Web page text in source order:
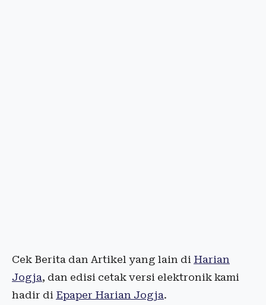
Cek Berita dan Artikel yang lain di Harian
Jogja, dan edisi cetak versi elektronik kami
hadir di Epaper Harian Jogja.